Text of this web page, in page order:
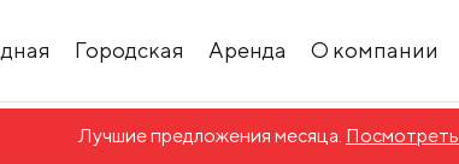
Городская Аренда О компании
Лучшие предложения месяца. Посмотреть